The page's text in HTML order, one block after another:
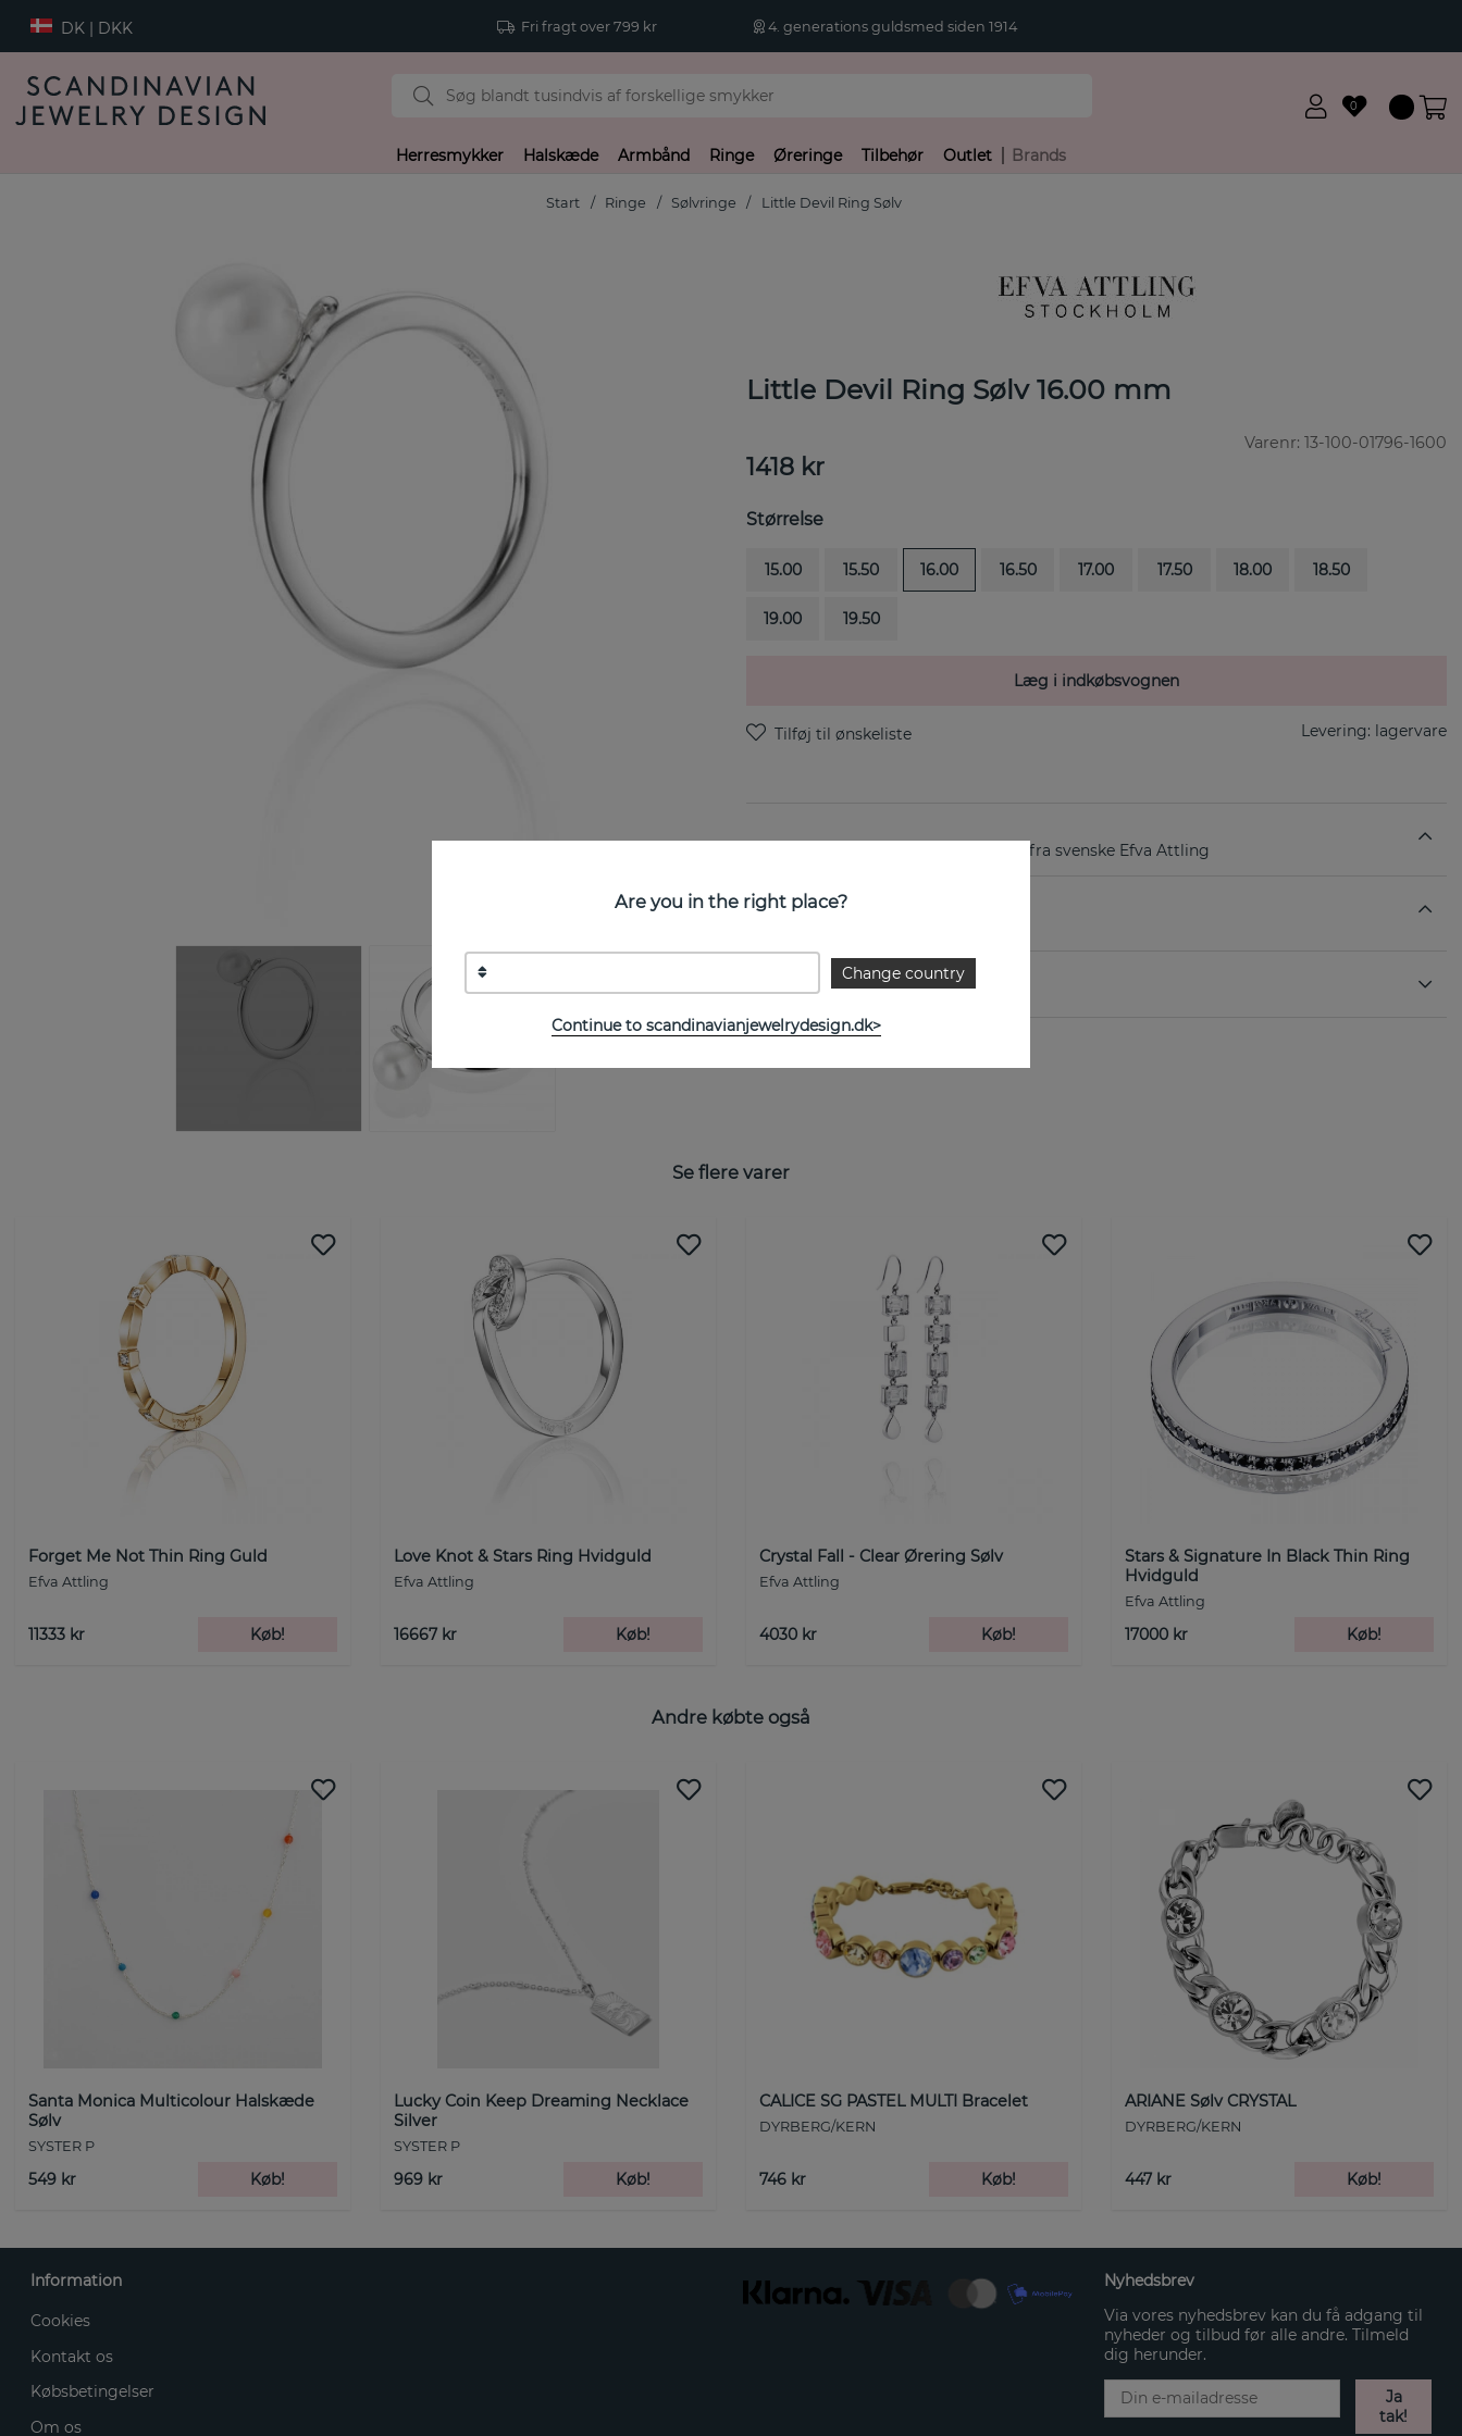
DK | DKK Fri fragt over 799 kr 4. generations guldsmed siden 1914
0
Herresmykker Halskæde Armbånd Ringe Øreringe Tilbehør Outlet Brands
Start Ringe Sølvringe Little Devil Ring Sølv
Little Devil Ring Sølv 16.00 mm
Varenr: 13-100-01796-1600
1418 kr
Størrelse
15.00 15.50 16.00 16.50 17.00 17.50 18.00 18.50
19.00 19.50
Læg i indkøbsvognen
Levering: lagervare
Little Devil er en ring i sterlingsølv fra svenske Efva Attling
EGENSKABER
STØRRELSESGUIDE
Se flere varer
Forget Me Not Thin Ring Guld
Efva Attling
11333 kr Køb!
Love Knot & Stars Ring Hvidguld
Efva Attling
16667 kr Køb!
Crystal Fall - Clear Ørering Sølv
Efva Attling
4030 kr Køb!
Stars & Signature In Black Thin Ring
Hvidguld
Efva Attling
17000 kr Køb!
Andre købte også
Santa Monica Multicolour Halskæde
Sølv
SYSTER P
549 kr Køb!
Lucky Coin Keep Dreaming Necklace
Silver
SYSTER P
969 kr Køb!
CALICE SG PASTEL MULTI Bracelet
DYRBERG/KERN
746 kr Køb!
ARIANE Sølv CRYSTAL
DYRBERG/KERN
447 kr Køb!
Are you in the right place?
Change country
Continue to scandinavianjewelrydesign.dk>
Information
Cookies
Kontakt os
Købsbetingelser
Om os
Nyhedsbrev
Via vores nyhedsbrev kan du få adgang til
nyheder og tilbud før alle andre. Tilmeld
dig herunder.
Ja
tak!